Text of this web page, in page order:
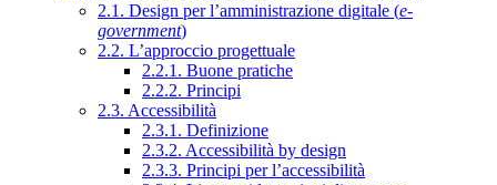
2.1. Design per l’amministrazione digitale (e-
government)
2.2. L’approccio progettuale
2.2.1. Buone pratiche
2.2.2. Principi
2.3. Accessibilità
2.3.1. Definizione
2.3.2. Accessibilità by design
2.3.3. Principi per l’accessibilità